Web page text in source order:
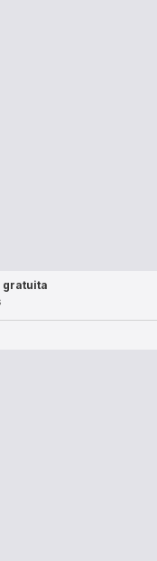
gratuita